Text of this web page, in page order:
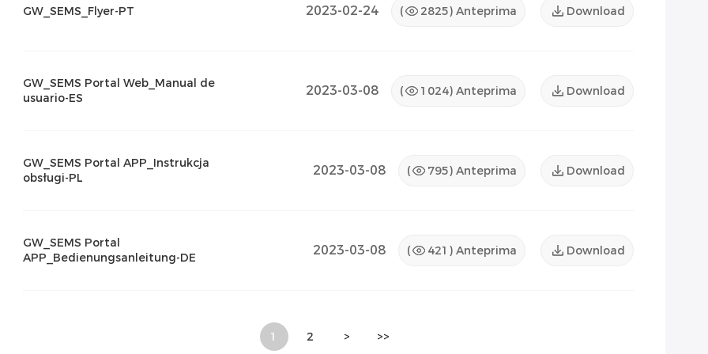
GW_SEMS_Flyer-PT 2023-02-24 ( 2825) Anteprima Download
GW_SEMS Portal Web_Manual de
usuario-ES
2023-03-08 ( 1024) Anteprima Download
GW_SEMS Portal APP_Instrukcja
obsługi-PL
2023-03-08 ( 795) Anteprima Download
GW_SEMS Portal
APP_Bedienungsanleitung-DE
2023-03-08 ( 421 ) Anteprima Download
1 2 > >>